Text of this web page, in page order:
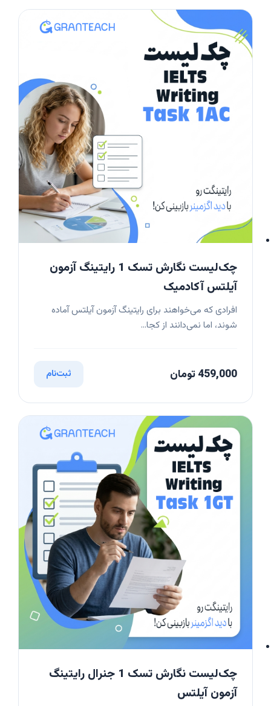
چک‌لیست نگارش تسک 1 رایتینگ آزمون
آیلتس آکادمیک
افرادی که می‌خواهند برای رایتینگ آزمون آیلتس آماده
شوند، اما نمی‌دانند از کجا...
459,000 تومان ثبت‌نام
چک‌لیست نگارش تسک 1 جنرال رایتینگ
آزمون آیلتس